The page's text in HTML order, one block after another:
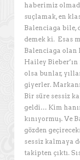
haberimiz
suçlamak, en
Balenciaga bile,
demek ki. Esas
Balenciaga olan
Hailey
olsa bunlar,
giyerler.
Bir süre sessiz
geldi… Kim
kınıyormuş. Ve
gözden
sessiz kalmaya
takipten çıktı.